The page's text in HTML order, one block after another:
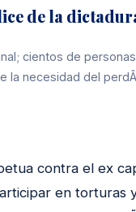
de la
cientos de
la necesidad del
contra el ex
en torturas